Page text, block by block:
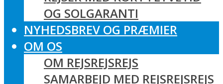
OG SOLGARANTI
NYHEDSBREV OG PRÆMIER
OM OS
OM REJSREJSREJS
SAMARBEJD MED REJSREJSREJS